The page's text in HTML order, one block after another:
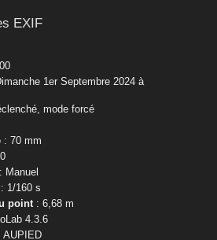
EXIF
1er Septembre 2024 à
mode forcé
: 70 mm
Manuel
1/160 s
point: 6,68 m
4.3.6